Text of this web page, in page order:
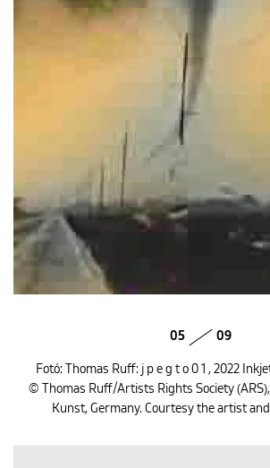
05 09
Fotó: Thomas Ruff: j p e g t o 0 1 , 2022
© Thomas Ruff/Artists Rights Society
Kunst, Germany. Courtesy the artist